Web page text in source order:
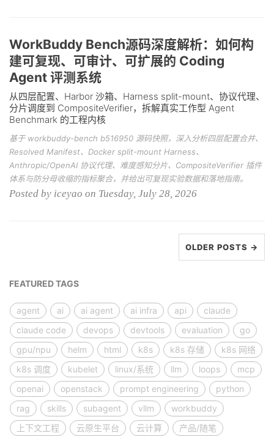
WorkBuddy Bench源码深度解析：如何构
建可复现、可审计、可扩展的 Coding
Agent 评测系统
从四层配置、Harbor 沙箱、Harness split-mount、协议代理、
分片调度到 CompositeVerifier，拆解真实工作型 Agent
Benchmark 的工程内核
基于 workbuddy-bench b516950 源码快照，深入分析四层配置合并、
Resolved Manifest、Docker split-mount Harness、
Anthropic/OpenAI 协议代理、难度感知分片、CompositeVerifier 插件
体系与防分母收缩的指标聚合，并给出可复现实验数据和落地指南。
Posted by iceyao on Tuesday, July 28, 2026
OLDER POSTS →
FEATURED TAGS
agent ai ai agent ai infra api
claude
claude code
devops devtools evaluation
go
gpu/npu
helm html k8s k8s 存储
k8s 网络
k8s 调度
kubelet linux/系统 llm loops
mcp
openai
openstack prompt engineering
python
rag
skills subagent vllm
workbuddy
上下文工程
云原生平台 云计算 产品/随笔